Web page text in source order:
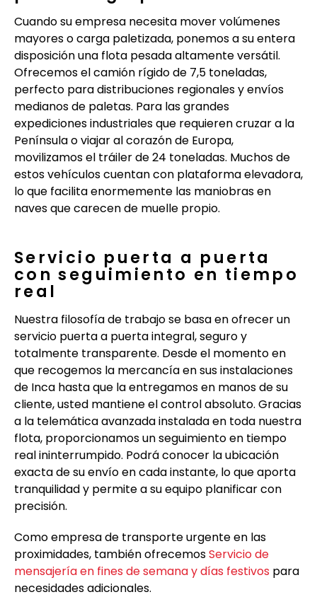
Cuando su empresa necesita mover volúmenes
mayores o carga paletizada, ponemos a su entera
disposición una flota pesada altamente versátil.
Ofrecemos el camión rígido de 7,5 toneladas,
perfecto para distribuciones regionales y envíos
medianos de paletas. Para las grandes
expediciones industriales que requieren cruzar a la
Península o viajar al corazón de Europa,
movilizamos el tráiler de 24 toneladas. Muchos de
estos vehículos cuentan con plataforma elevadora,
lo que facilita enormemente las maniobras en
naves que carecen de muelle propio.
Servicio puerta a puerta
con seguimiento en tiempo
real
Nuestra filosofía de trabajo se basa en ofrecer un
servicio puerta a puerta integral, seguro y
totalmente transparente. Desde el momento en
que recogemos la mercancía en sus instalaciones
de Inca hasta que la entregamos en manos de su
cliente, usted mantiene el control absoluto. Gracias
a la telemática avanzada instalada en toda nuestra
flota, proporcionamos un seguimiento en tiempo
real ininterrumpido. Podrá conocer la ubicación
exacta de su envío en cada instante, lo que aporta
tranquilidad y permite a su equipo planificar con
precisión.
Como empresa de transporte urgente en las
proximidades, también ofrecemosServicio de
mensajería en fines de semana y días festivos para
necesidades adicionales.